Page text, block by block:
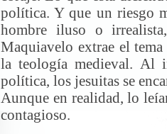
política. Y que un riesgo
hombre iluso o
Maquiavelo extrae el
la teología medieval. Al
política, los jesuitas se
Aunque en realidad, lo
contagioso.